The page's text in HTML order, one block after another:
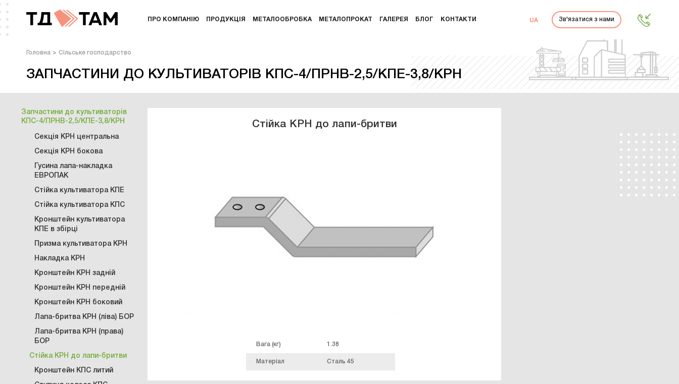
ПРО КОМПАНІЮ ПРОДУКЦІЯ МЕТАЛООБРОБКА МЕТАЛОПРОКАТ ГАЛЕРЕЯ БЛОГ КОНТАКТИ UA Зв'язатися з нами
Головна Сільське господарство
ЗАПЧАСТИНИ ДО КУЛЬТИВАТОРІВ КПС-4/ПРНВ-2,5/КПЕ-3,8/КРН
Запчастини до культиваторів
КПС-4/ПРНВ-2,5/КПЕ-3,8/КРН
Секція КРН центральна
Секція КРН бокова
Гусина лапа-накладка
ЕВРОПАК
Стійка культиватора КПЕ
Стійка культиватора КПС
Кронштейн культиватора
КПЕ в збірці
Призма культиватора КРН
Накладка КРН
Кронштейн КРН задній
Кронштейн КРН передній
Кронштейн КРН боковий
Лапа-бритва КРН (ліва) БОР
Лапа-бритва КРН (права)
БОР
Стійка КРН до лапи-бритви
Кронштейн КПС литий
Стійка КРН до лапи-бритви
Вага (кг) 1.38
Матеріал Сталь 45